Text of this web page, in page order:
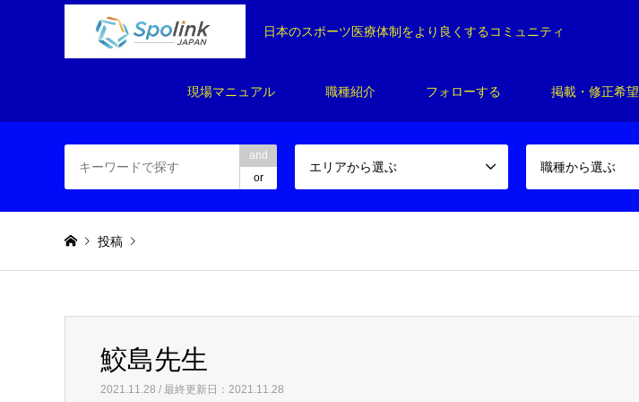
日本のスポーツ医療体制をより良くするコミュニティ
現場マニュアル 職種紹介 フォローする 掲載・修正希望
and
or
エリアから選ぶ 職種から選ぶ
投稿
鮫島先生鮫島先生
2021.11.28 / 最終更新日：2021.11.28